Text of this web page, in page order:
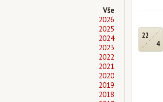
Vše
2026
2025
2024
2023
2022
2021
2020
2019
2018
22
4